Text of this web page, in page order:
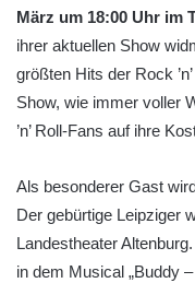
März um 18:00 Uhr im
ihrer aktuellen Show
größten Hits der Rock
Show, wie immer voller
’n’ Roll-Fans auf ihre
Als besonderer Gast
Der gebürtige Leipziger
Landestheater
in dem Musical „Buddy